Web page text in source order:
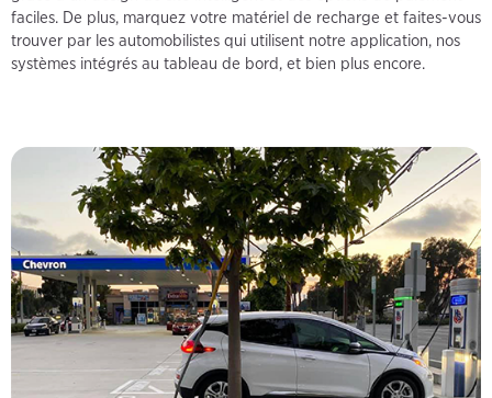
faciles. De plus, marquez votre matériel de recharge et faites-vous
trouver par les automobilistes qui utilisent notre application, nos
systèmes intégrés au tableau de bord, et bien plus encore.